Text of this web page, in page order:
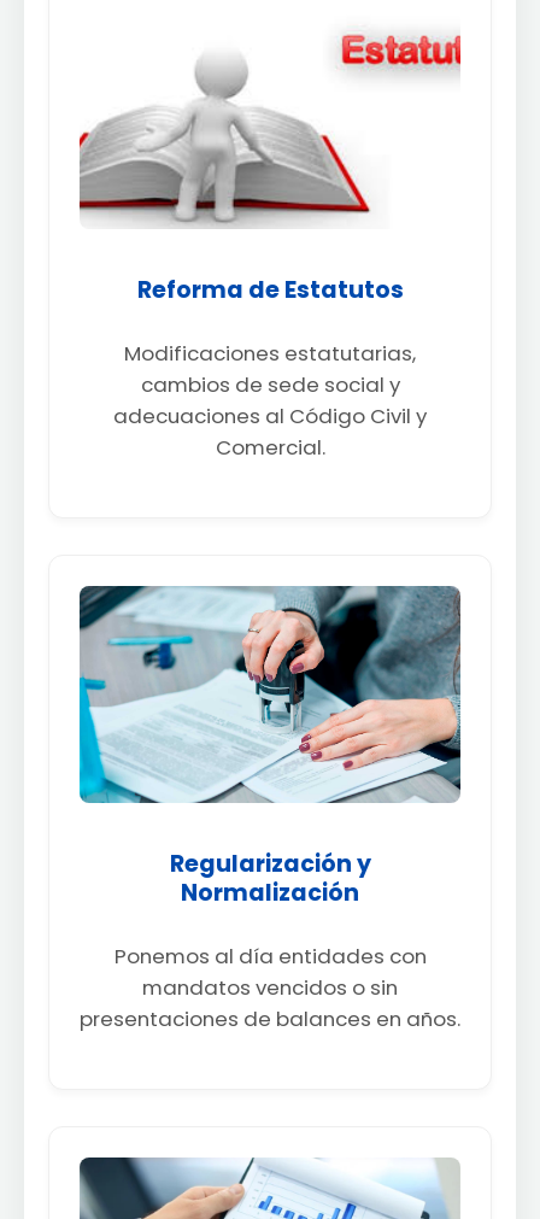
Reforma de Estatutos
Modificaciones estatutarias,
cambios de sede social y
adecuaciones al Código Civil y
Comercial.
Regularización y
Normalización
Ponemos al día entidades con
mandatos vencidos o sin
presentaciones de balances en años.